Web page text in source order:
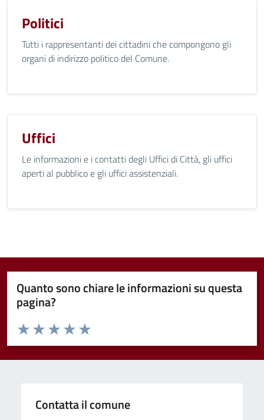
Politici
Tutti i rappresentanti dei cittadini che compongono gli
organi di indirizzo politico del Comune.
Uffici
Le informazioni e i contatti degli Uffici di Città, gli uffici
aperti al pubblico e gli uffici assistenziali.
Quanto sono chiare le informazioni su questa
pagina?
Valuta da 1 a 5 stelle la pagina
Valuta 5 stelle su 5
Valuta 4 stelle su 5
Valuta 3 stelle su 5
Valuta 2 stelle su 5
Valuta 1 stelle su 5
Contatta il comune